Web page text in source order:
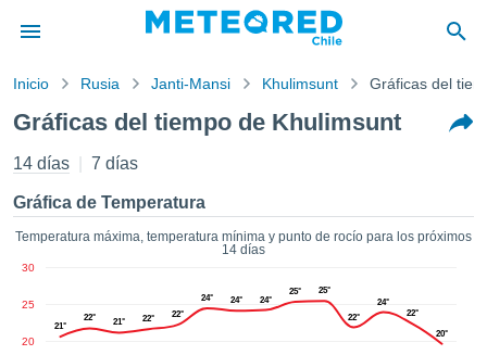
de
por
para
que la
que se
a este
las
Inicio Rusia Janti-Mansi Khulimsunt Gráficas del
Gráficas del tiempo de Khulimsunt
14 días 7 días
Gráfica de Temperatura
Temperatura máxima, temperatura mínima y punto de rocío para los próximos
14 días
20
25
30
21°
22° 21° 22° 22°
24° 24° 24°
25° 25°
22°
24°
22°
20°